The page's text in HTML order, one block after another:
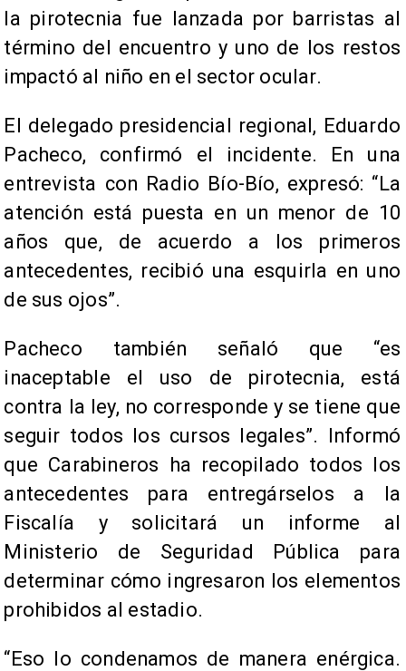
la pirotecnia fue lanzada por barristas al
término del encuentro y uno de los restos
impactó al niño en el sector ocular.
El delegado presidencial regional, Eduardo
Pacheco, confirmó el incidente. En una
entrevista con Radio Bío-Bío, expresó: “La
atención está puesta en un menor de 10
años que, de acuerdo a los primeros
antecedentes, recibió una esquirla en uno
de sus ojos”.
Pacheco también señaló que “es
inaceptable el uso de pirotecnia, está
contra la ley, no corresponde y se tiene que
seguir todos los cursos legales”. Informó
que Carabineros ha recopilado todos los
antecedentes para entregárselos a la
Fiscalía y solicitará un informe al
Ministerio de Seguridad Pública para
determinar cómo ingresaron los elementos
prohibidos al estadio.
“Eso lo condenamos de manera enérgica.